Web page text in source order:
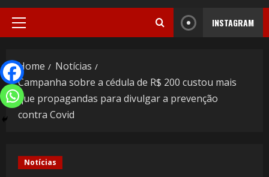
INSTAGRAM
Home
Notícias
Campanha sobre a cédula de R$ 200 custou mais
que propagandas para divulgar a prevenção
contra Covid
Notícias